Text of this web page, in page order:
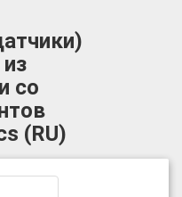
со
(RU)